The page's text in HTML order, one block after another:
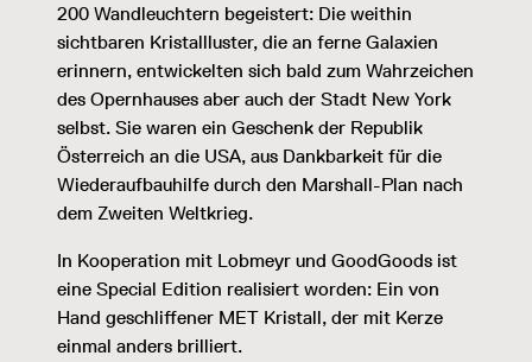
200 Wandleuchtern begeistert: Die weithin
sichtbaren Kristallluster, die an ferne Galaxien
erinnern, entwickelten sich bald zum Wahrzeichen
des Opernhauses aber auch der Stadt New York
selbst. Sie waren ein Geschenk der Republik
Österreich an die USA, aus Dankbarkeit für die
Wiederaufbauhilfe durch den Marshall-Plan nach
dem Zweiten Weltkrieg.
In Kooperation mit Lobmeyr und GoodGoods ist
eine Special Edition realisiert worden: Ein von
Hand geschliffener MET Kristall, der mit Kerze
einmal anders brilliert.